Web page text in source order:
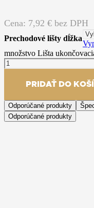
Cena: 7,92 € bez DPH
Prechodové lišty dĺžka
množstvo Lišta
PRIDAŤ DO
Odporúčané produkty
Odporúčané produkty